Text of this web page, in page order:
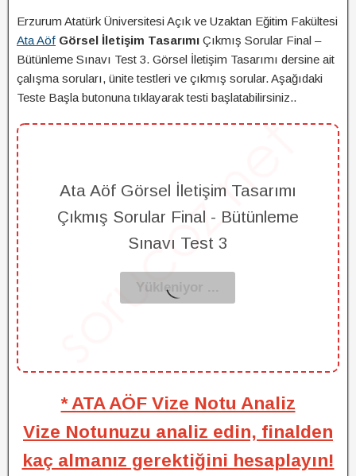
Erzurum Atatürk Üniversitesi Açık ve Uzaktan Eğitim Fakültesi
Ata Aöf Görsel İletişim Tasarımı Çıkmış Sorular Final –
Bütünleme Sınavı Test 3. Görsel İletişim Tasarımı dersine ait
çalışma soruları, ünite testleri ve çıkmış sorular. Aşağıdaki
Teste Başla butonuna tıklayarak testi başlatabilirsiniz..
Ata Aöf Görsel İletişim Tasarımı
Çıkmış Sorular Final - Bütünleme
Sınavı Test 3
* ATA AÖF Vize Notu Analiz
Vize Notunuzu analiz edin, finalden
kaç almanız gerektiğini hesaplayın!